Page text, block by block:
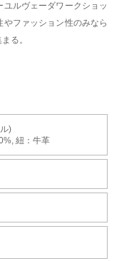
ルヴェーダワークショッ
ファッション性のみなら
る。
)
紐：牛革